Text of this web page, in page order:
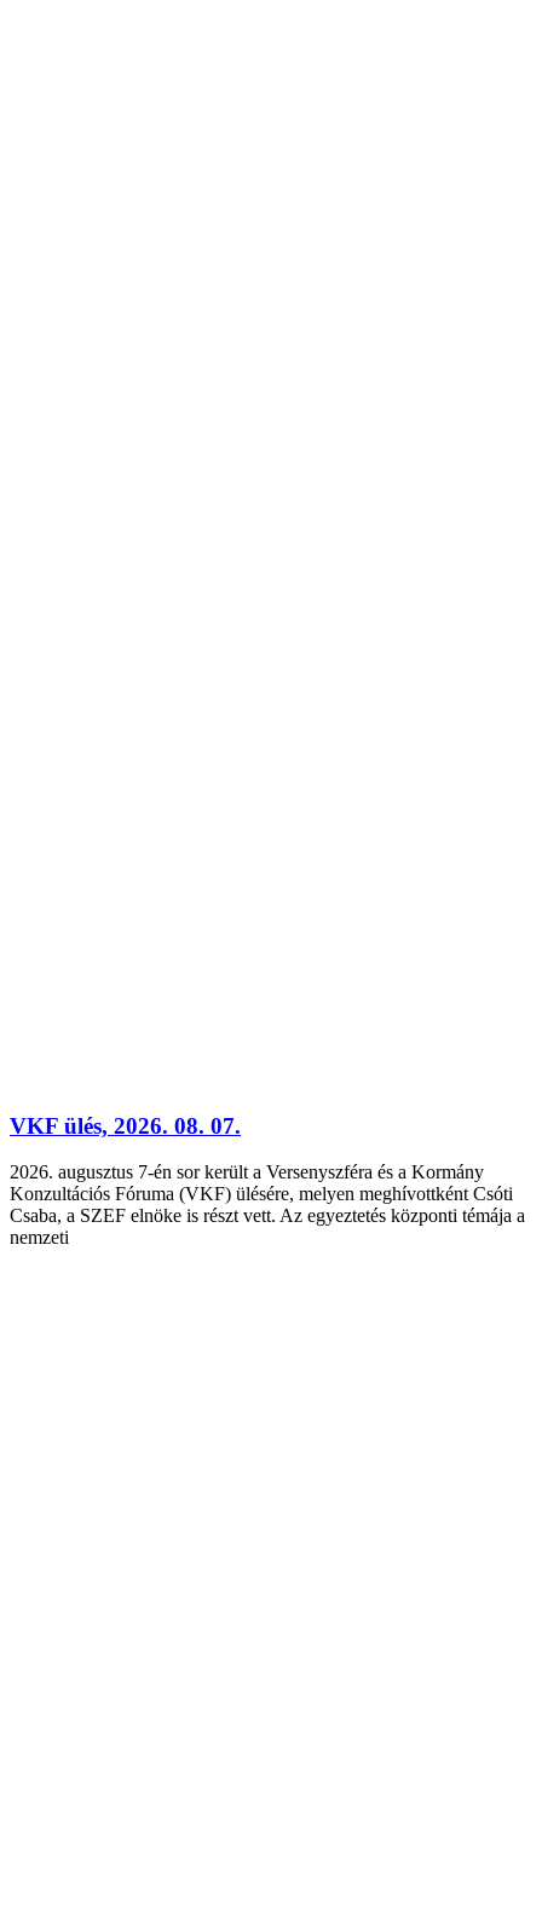
VKF ülés, 2026. 08. 07.
2026. augusztus 7-én sor került a Versenyszféra és a Kormány
Konzultációs Fóruma (VKF) ülésére, melyen meghívottként Csóti
Csaba, a SZEF elnöke is részt vett. Az egyeztetés központi témája a
nemzeti